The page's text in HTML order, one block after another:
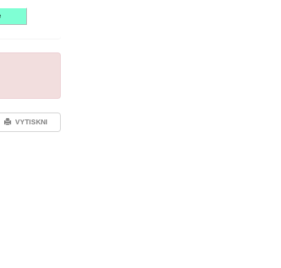
VYTISKNI